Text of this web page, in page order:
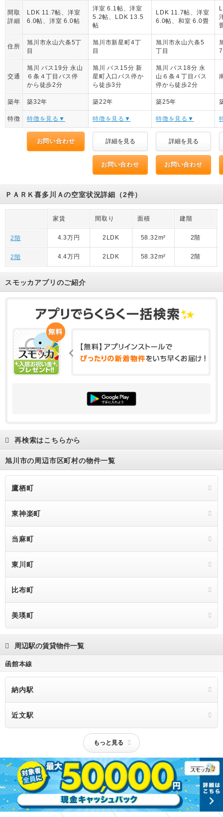
間取
詳細
LDK 11.7帖、洋室
6.0帖、洋室 6.0帖
洋室 6.1帖、洋室
5.2帖、LDK 13.5
帖
LDK 11.7帖、洋室
6.0帖、和室 6.0畳
住所
旭川市永山六条5丁
目
旭川市新星町4丁
目
旭川市永山六条5
丁目
交通
旭川 バス19分 永山
６条４丁目バス停
から徒歩2分
旭川 バス15分 新
星町入口バス停か
ら徒歩3分
旭川 バス18分 永
山６条４丁目バス
停から徒歩2分
築年 築32年 築22年 築25年
特徴 特徴を見る▼ 特徴を見る▼ 特徴を見る▼
お問い合わせ 詳細を見る 詳細を見る
お問い合わせ お問い合わせ
ＰＡＲＫ喜多川Ａの空室状況詳細（2件）
家賃 間取り 面積 建階
2階 4.3万円 2LDK 58.32m² 2階
2階 4.4万円 2LDK 58.32m² 2階
スモッカアプリのご紹介
再検索はこちらから
旭川市の周辺市区町村の物件一覧
鷹栖町
東神楽町
当麻町
東川町
比布町
美瑛町
周辺駅の賃貸物件一覧
函館本線
納内駅
近文駅
もっと見る